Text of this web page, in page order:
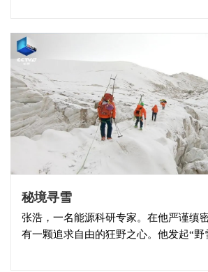
秘境寻雪
张浩，一名能源科研专家。在他严谨缜
有一颗追求自由的狂野之心。他发起“野